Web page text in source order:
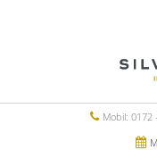
Mobil: 0172